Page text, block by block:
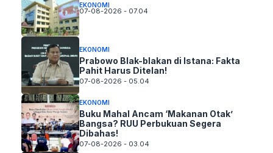
EKONOMI
07-08-2026 - 07.04
EKONOMI
Prabowo Blak-blakan di Istana: Fakta
Pahit Harus Ditelan!
07-08-2026 - 05.04
EKONOMI
Buku Mahal Ancam ‘Makanan Otak’
Bangsa? RUU Perbukuan Segera
Dibahas!
07-08-2026 - 03.04